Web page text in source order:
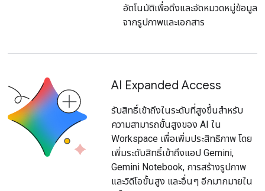
อัตโนมัติเพื่อดึงและจัดหมวดหมู่ข้อมูล
จากรูปภาพและเอกสาร
AI Expanded Access
รับสิทธิ์เข้าถึงในระดับที่สูงขึ้นสำหรับ
ความสามารถขั้นสูงของ AI ใน
Workspace เพื่อเพิ่มประสิทธิภาพ โดย
เพิ่มระดับสิทธิ์เข้าถึงแอป Gemini,
Gemini Notebook, การสร้างรูปภาพ
และวิดีโอขั้นสูง และอื่นๆ อีกมากมายใน